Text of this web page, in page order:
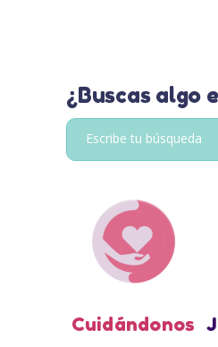
¿Buscas algo
Buscar:
Cuidándonos